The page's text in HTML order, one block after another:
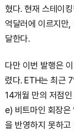
혔다. 현재 스테이
억달러에 이르지만
달한다.
다만 이번 발행은
렸다. ETH는 최근
14개월 만의 저점
e) 비트마인 회장은
을 반영하지 못하고